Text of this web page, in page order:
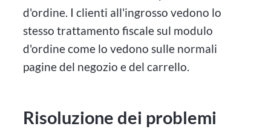
d'ordine. I clienti all'ingrosso vedono lo
stesso trattamento fiscale sul modulo
d'ordine come lo vedono sulle normali
pagine del negozio e del carrello.
Risoluzione dei problemi